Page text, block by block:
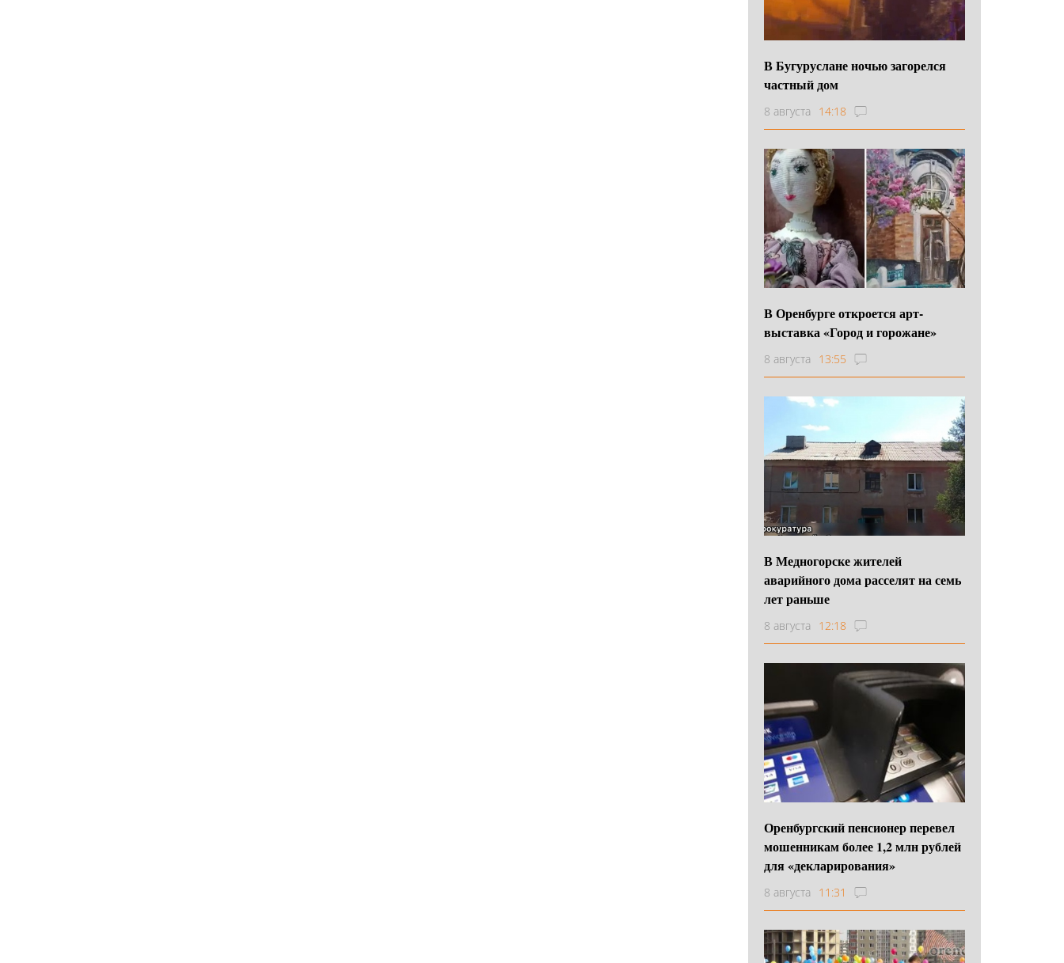
В Бугуруслане ночью загорелся
частный дом
8 августа 14:18
В Оренбурге откроется арт-
выставка «Город и горожане»
8 августа 13:55
В Медногорске жителей
аварийного дома расселят на семь
лет раньше
8 августа 12:18
Оренбургский пенсионер перевел
мошенникам более 1,2 млн рублей
для «декларирования»
8 августа 11:31